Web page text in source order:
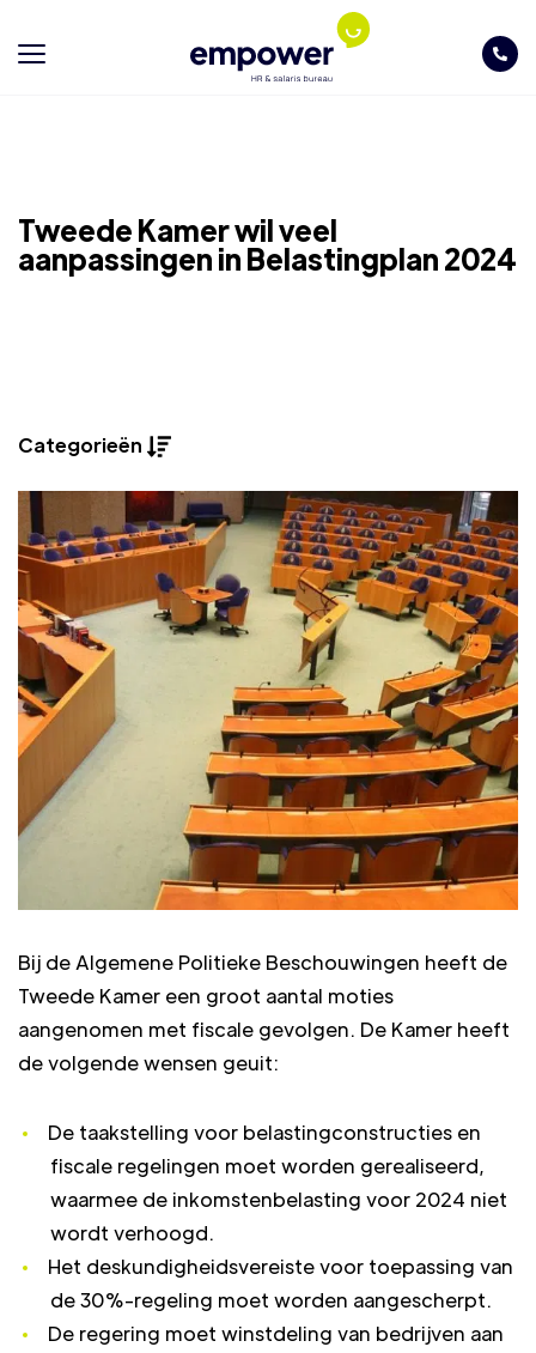
Tweede Kamer wil veel
aanpassingen in Belastingplan 2024
Categorieën
Bij de Algemene Politieke Beschouwingen heeft de
Tweede Kamer een groot aantal moties
aangenomen met fiscale gevolgen. De Kamer heeft
de volgende wensen geuit:
De taakstelling voor belastingconstructies en
fiscale regelingen moet worden gerealiseerd,
waarmee de inkomstenbelasting voor 2024 niet
wordt verhoogd.
Het deskundigheidsvereiste voor toepassing van
de 30%-regeling moet worden aangescherpt.
De regering moet winstdeling van bedrijven aan